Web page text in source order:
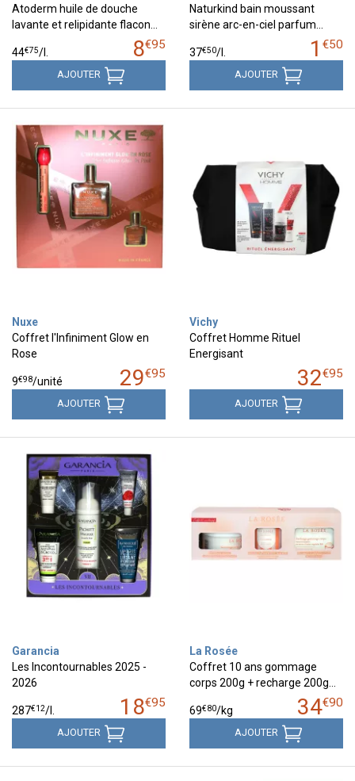
Atoderm huile de douche
lavante et relipidante flacon…
8€95
44€75/l.
AJOUTER
Naturkind bain moussant
sirène arc-en-ciel parfum…
1 €50
37€50/l.
AJOUTER
Nuxe
Coffret l'Infiniment Glow en
Rose
29€95
9€98/unité
AJOUTER
Vichy
Coffret Homme Rituel
Energisant
32€95
AJOUTER
Garancia
Les Incontournables 2025 -
2026
18€95
287€12/l.
AJOUTER
La Rosée
Coffret 10 ans gommage
corps 200g + recharge 200g…
34€90
69€80/kg
AJOUTER